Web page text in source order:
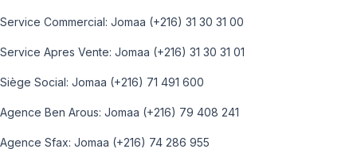
Service Commercial: Jomaa (+216) 31 30 31 00
Service Apres Vente: Jomaa (+216) 31 30 31 01
Siège Social: Jomaa (+216) 71 491 600
Agence Ben Arous: Jomaa (+216) 79 408 241
Agence Sfax: Jomaa (+216) 74 286 955